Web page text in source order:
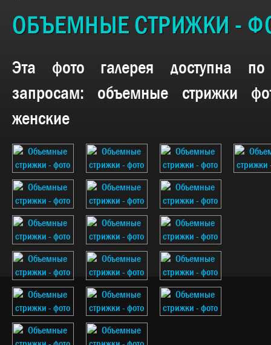
ОБЪЕМНЫЕ СТРИЖКИ -
Эта фото галерея доступна
запросам: объемные стрижки
женские